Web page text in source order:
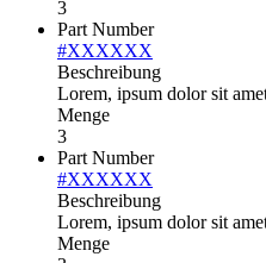
3
Part Number
#XXXXXX
Beschreibung
Lorem, ipsum dolor sit
Menge
3
Part Number
#XXXXXX
Beschreibung
Lorem, ipsum dolor sit
Menge